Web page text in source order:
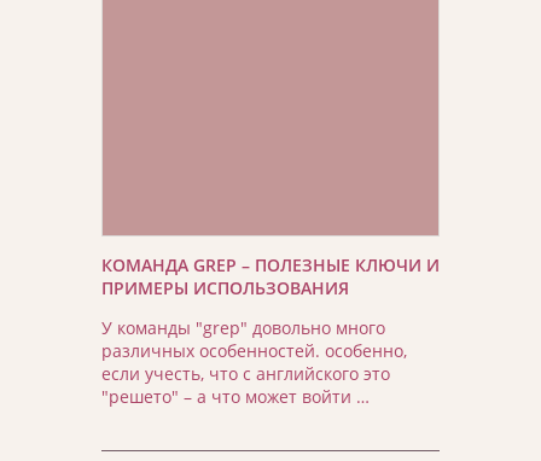
КОМАНДА GREP – ПОЛЕЗНЫЕ КЛЮЧИ И
ПРИМЕРЫ ИСПОЛЬЗОВАНИЯ
У команды "grep" довольно много
различных особенностей. особенно,
если учесть, что с английского это
"решето" – а что может войти …